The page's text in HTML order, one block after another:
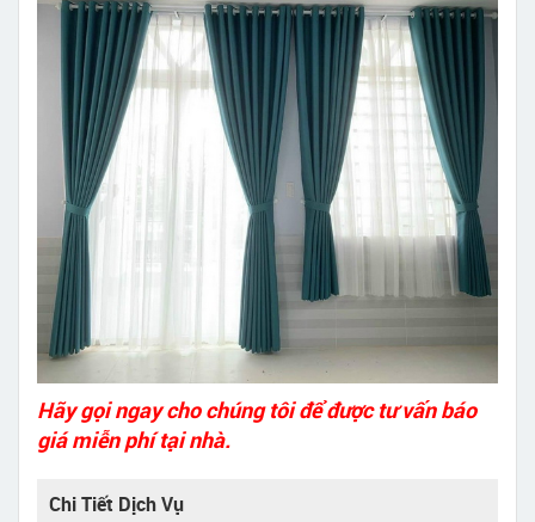
Hãy gọi ngay cho chúng tôi để được tư vấn báo
giá miễn phí tại nhà.
Chi Tiết Dịch Vụ